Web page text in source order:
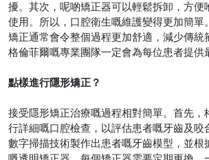
擾。其次，呢啲矯正器可以輕鬆拆卸，方便
使用。所以，口腔衛生嘅維護變得更加簡單
矯正通常會令整個過程更加舒適，減少傳統
格倫菲爾嘅專業團隊一定會為每位患者提供
點樣進行隱形矯正？
接受隱形矯正治療嘅過程相對簡單。首先，
行詳細嘅口腔檢查，以評估患者嘅牙齒及咬
數字掃描技術製作出患者嘅牙齒模型，並根